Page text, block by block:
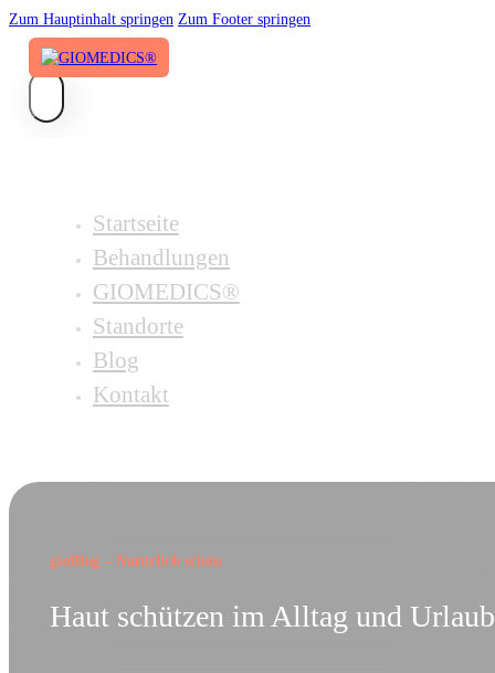
Zum Hauptinhalt springen Zum Footer springen
Startseite
Behandlungen
GIOMEDICS®
Standorte
Blog
Kontakt
gioBlog – Natürlich schön
Haut schützen im Alltag und